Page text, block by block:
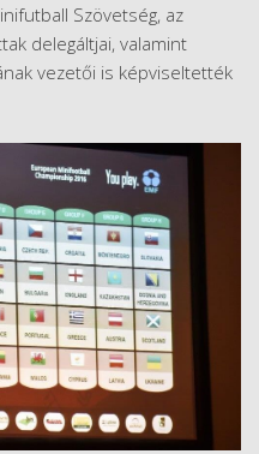
Szövetség, az
delegáltjai, valamint
vezetői is képviseltették